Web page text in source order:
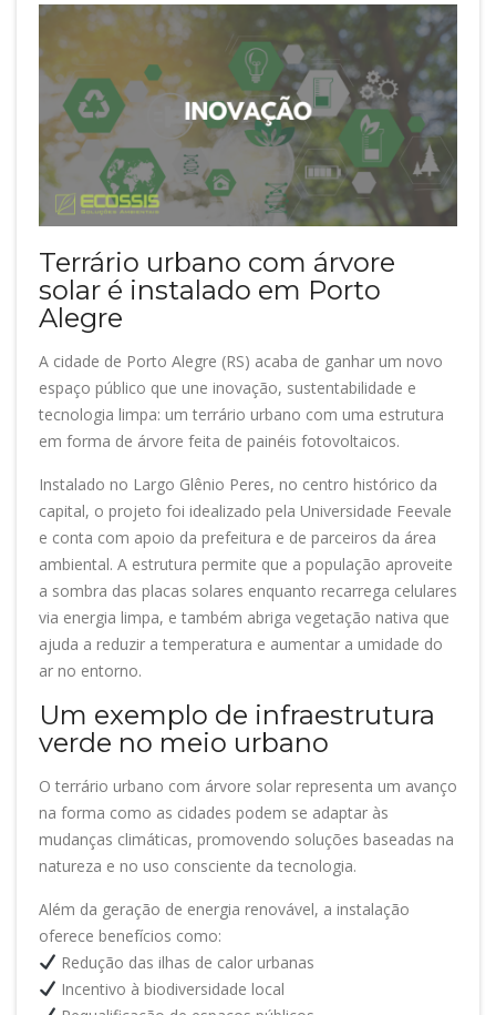
Terrário urbano com árvore
solar é instalado em Porto
Alegre
A cidade de Porto Alegre (RS) acaba de ganhar um novo
espaço público que une inovação, sustentabilidade e
tecnologia limpa: um terrário urbano com uma estrutura
em forma de árvore feita de painéis fotovoltaicos.
Instalado no Largo Glênio Peres, no centro histórico da
capital, o projeto foi idealizado pela Universidade Feevale
e conta com apoio da prefeitura e de parceiros da área
ambiental. A estrutura permite que a população aproveite
a sombra das placas solares enquanto recarrega celulares
via energia limpa, e também abriga vegetação nativa que
ajuda a reduzir a temperatura e aumentar a umidade do
ar no entorno.
Um exemplo de infraestrutura
verde no meio urbano
O terrário urbano com árvore solar representa um avanço
na forma como as cidades podem se adaptar às
mudanças climáticas, promovendo soluções baseadas na
natureza e no uso consciente da tecnologia.
Além da geração de energia renovável, a instalação
oferece benefícios como:
Redução das ilhas de calor urbanas
Incentivo à biodiversidade local